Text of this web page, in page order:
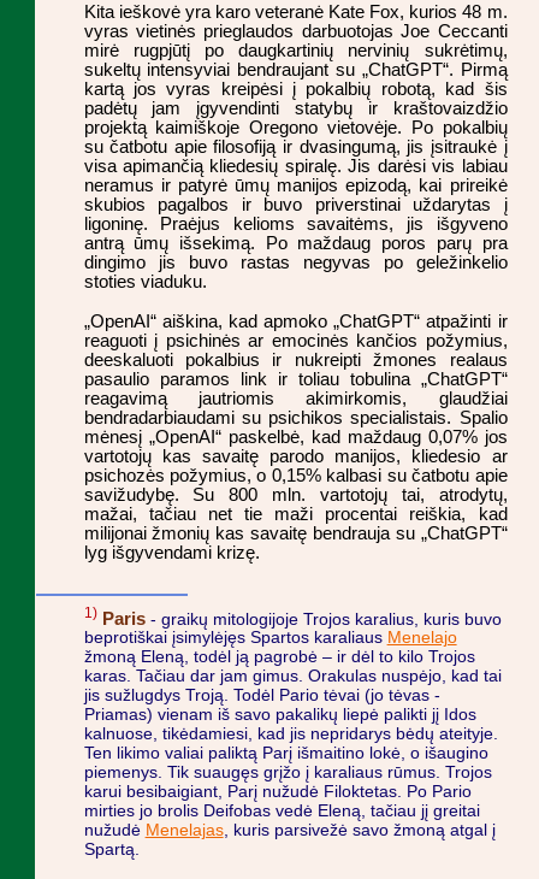
Kita ieškovė yra karo veteranė Kate Fox, kurios 48 m.
vyras vietinės prieglaudos darbuotojas Joe Ceccanti
mirė rugpjūtį po daugkartinių nervinių sukrėtimų,
sukeltų intensyviai bendraujant su „ChatGPT“. Pirmą
kartą jos vyras kreipėsi į pokalbių robotą, kad šis
padėtų jam įgyvendinti statybų ir kraštovaizdžio
projektą kaimiškoje Oregono vietovėje. Po pokalbių
su čatbotu apie filosofiją ir dvasingumą, jis įsitraukė į
visa apimančią kliedesių spiralę. Jis darėsi vis labiau
neramus ir patyrė ūmų manijos epizodą, kai prireikė
skubios pagalbos ir buvo priverstinai uždarytas į
ligoninę. Praėjus kelioms savaitėms, jis išgyveno
antrą ūmų išsekimą. Po maždaug poros parų pra
dingimo jis buvo rastas negyvas po geležinkelio
stoties viaduku.
„OpenAI“ aiškina, kad apmoko „ChatGPT“ atpažinti ir
reaguoti į psichinės ar emocinės kančios požymius,
deeskaluoti pokalbius ir nukreipti žmones realaus
pasaulio paramos link ir toliau tobulina „ChatGPT“
reagavimą jautriomis akimirkomis, glaudžiai
bendradarbiaudami su psichikos specialistais. Spalio
mėnesį „OpenAI“ paskelbė, kad maždaug 0,07% jos
vartotojų kas savaitę parodo manijos, kliedesio ar
psichozės požymius, o 0,15% kalbasi su čatbotu apie
savižudybę. Su 800 mln. vartotojų tai, atrodytų,
mažai, tačiau net tie maži procentai reiškia, kad
milijonai žmonių kas savaitę bendrauja su „ChatGPT“
lyg išgyvendami krizę.
1) Paris- graikų mitologijoje Trojos karalius, kuris buvo
beprotiškai įsimylėjęs Spartos karaliaus Menelajo
žmoną Eleną, todėl ją pagrobė – ir dėl to kilo Trojos
karas. Tačiau dar jam gimus. Orakulas nuspėjo, kad tai
jis sužlugdys Troją. Todėl Pario tėvai (jo tėvas -
Priamas) vienam iš savo pakalikų liepė palikti jį Idos
kalnuose, tikėdamiesi, kad jis nepridarys bėdų ateityje.
Ten likimo valiai paliktą Parį išmaitino lokė, o išaugino
piemenys. Tik suaugęs grįžo į karaliaus rūmus. Trojos
karui besibaigiant, Parį nužudė Filoktetas. Po Pario
mirties jo brolis Deifobas vedė Eleną, tačiau jį greitai
nužudė Menelajas, kuris parsivežė savo žmoną atgal į
Spartą.